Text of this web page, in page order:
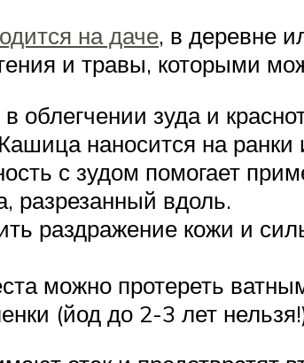
на даче, в деревне
и травы, которыми
облегчении зуда и
наносится на ранки
с зудом помогает
разрезанный вдоль.
раздражение кожи и
можно протереть
(йод до 2-3 лет